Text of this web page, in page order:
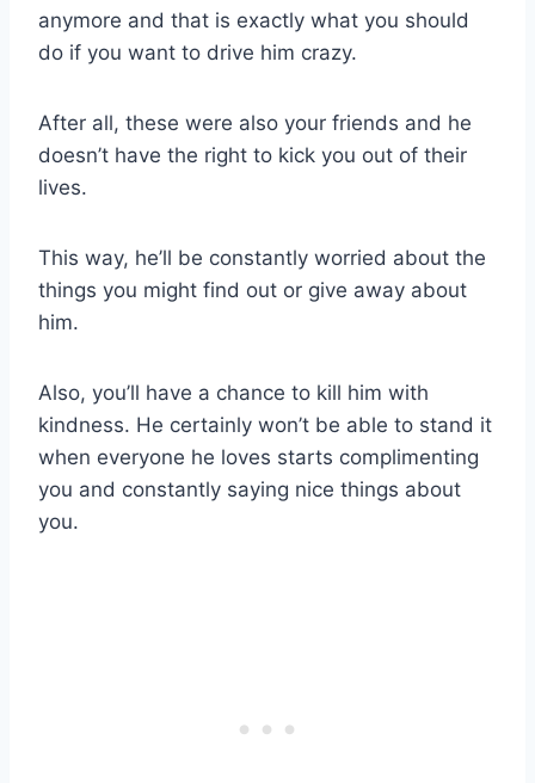
anymore and that is exactly what you should
do if you want to drive him crazy.
After all, these were also your friends and he
doesn’t have the right to kick you out of their
lives.
This way, he’ll be constantly worried about the
things you might find out or give away about
him.
Also, you’ll have a chance to kill him with
kindness. He certainly won’t be able to stand it
when everyone he loves starts complimenting
you and constantly saying nice things about
you.